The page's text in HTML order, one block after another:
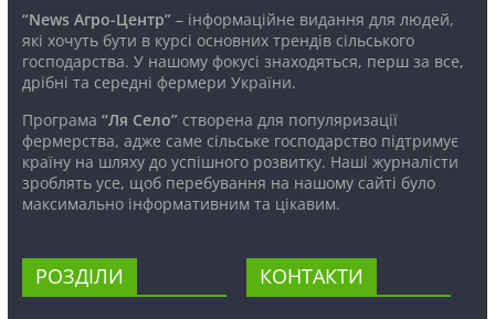
“News Агро-Центр”– інформаційне видання для людей,
які хочуть бути в курсі основних трендів сільського
господарства. У нашому фокусі знаходяться, перш за все,
дрібні та середні фермери України.
Програма “Ля Село”створена для популяризації
фермерства, адже саме сільське господарство підтримує
країну на шляху до успішного розвитку. Наші журналісти
зроблять усе, щоб перебування на нашому сайті було
максимально інформативним та цікавим.
РОЗДІЛИ КОНТАКТИ